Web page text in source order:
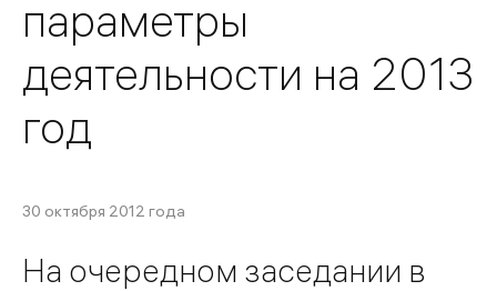
параметры
деятельности на 2013
год
30 октября 2012 года
На очередном заседании в